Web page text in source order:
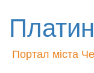
Портал міста